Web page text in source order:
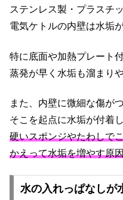
ステンレス製・プラスチ
電気ケトルの内壁は水垢
特に底面や加熱プレート
蒸発が早く水垢も溜まり
また、内壁に微細な傷がつ
そこを起点に水垢が付着
硬いスポンジやたわしで
かえって水垢を増やす原
水の入れっぱなしが